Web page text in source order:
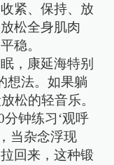
紧、保持、放
松全身肌肉
稳。
，康延海特别
想法。如果躺
松的轻音乐。
分钟练习‘观呼
当杂念浮现
回来，这种锻